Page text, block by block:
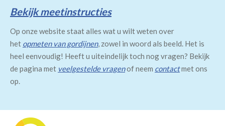
Bekijk meetinstructies
Op onze website staat alles wat u wilt weten over
het opmeten van gordijnen, zowel in woord als beeld. Het is
heel eenvoudig! Heeft u uiteindelijk toch nog vragen? Bekijk
de pagina met veelgestelde vragenof neem contactmet ons
op.